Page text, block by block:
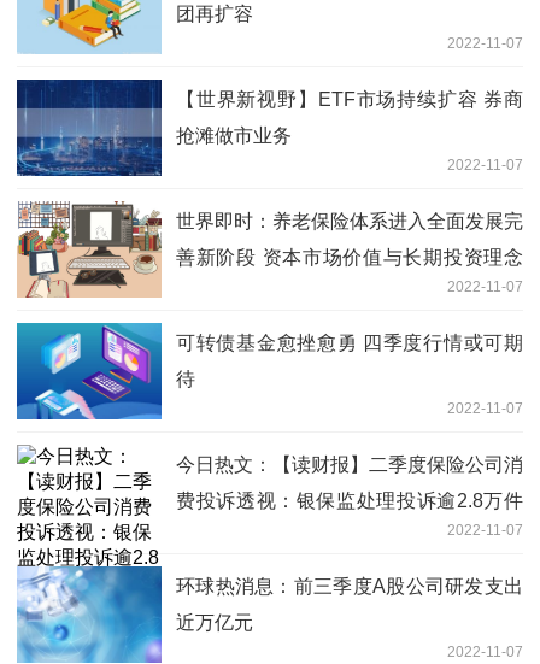
团再扩容
2022-11-07
【世界新视野】ETF市场持续扩容 券商
抢滩做市业务
2022-11-07
世界即时：养老保险体系进入全面发展完
善新阶段 资本市场价值与长期投资理念
2022-11-07
可转债基金愈挫愈勇 四季度行情或可期
待
2022-11-07
今日热文：【读财报】二季度保险公司消
费投诉透视：银保监处理投诉逾2.8万件
2022-11-07
环球热消息：前三季度A股公司研发支出
近万亿元
2022-11-07